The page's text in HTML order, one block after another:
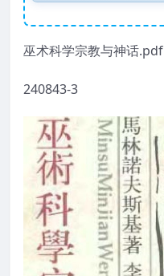
巫术科学宗教与神话.pdf
240843-3